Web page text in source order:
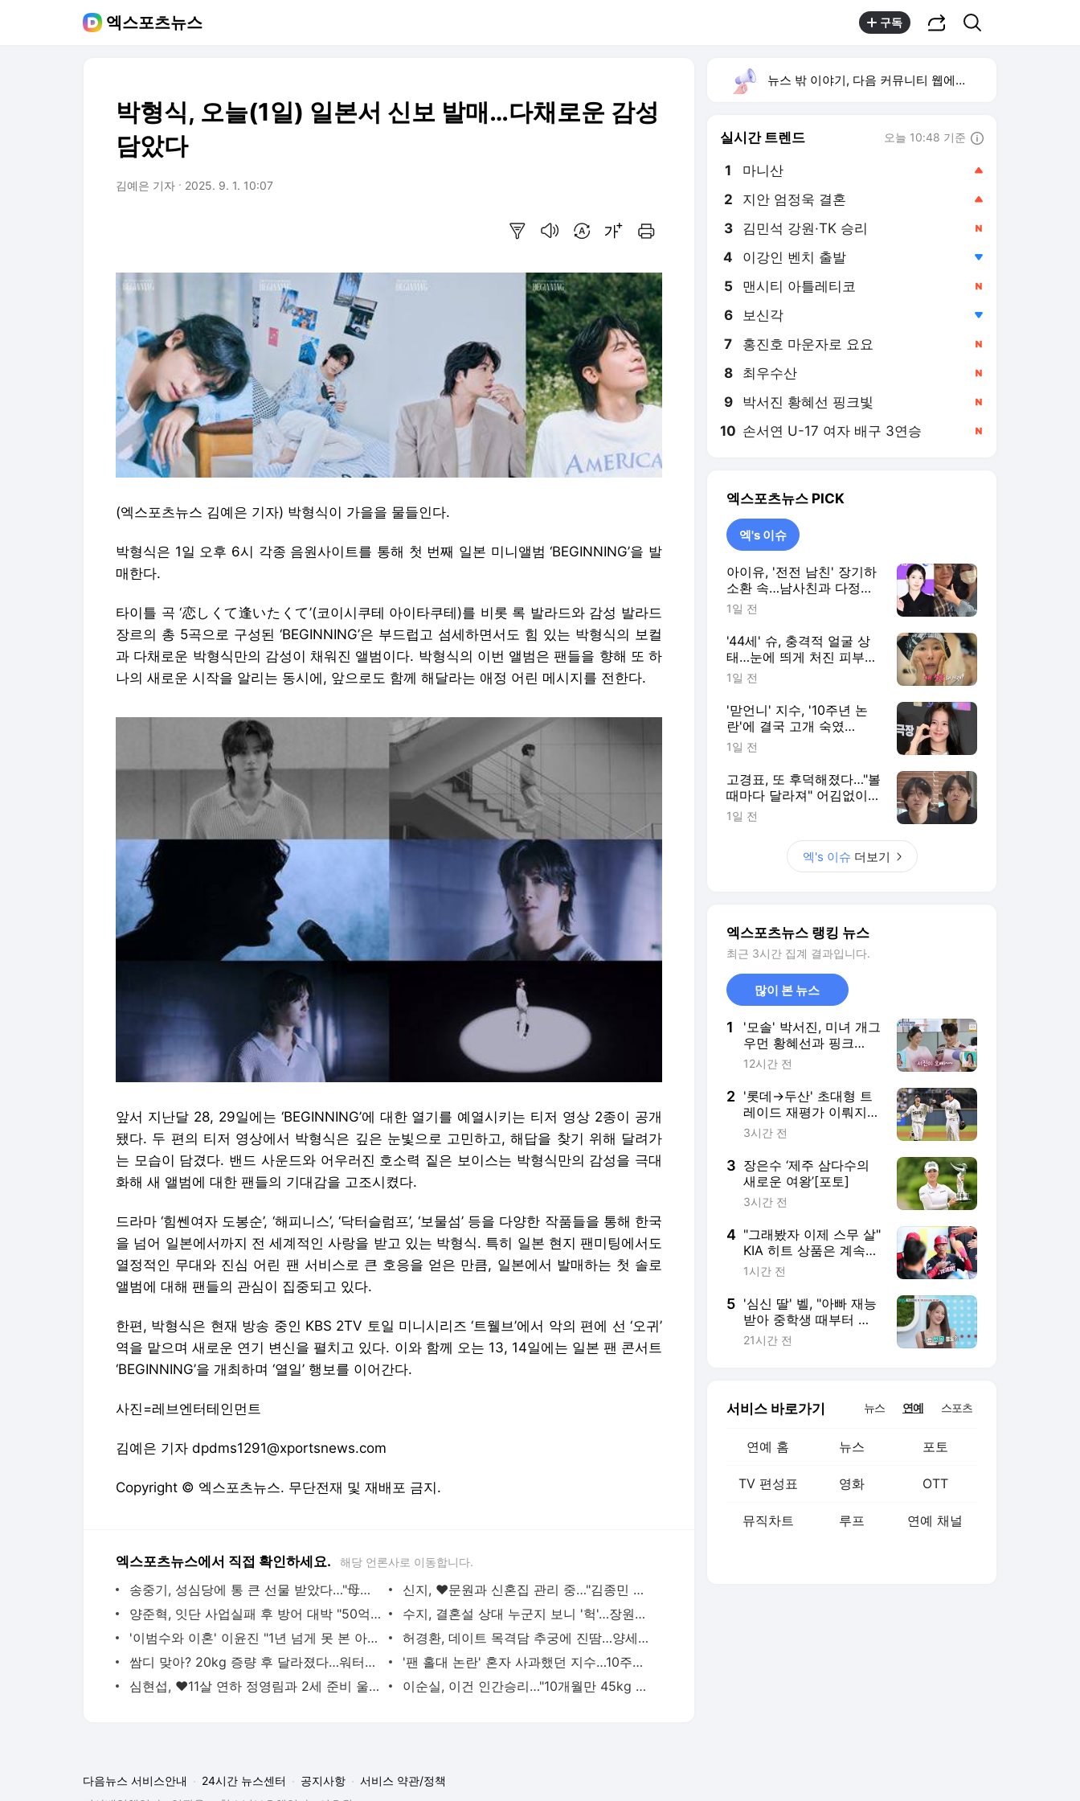
엑스포츠뉴스 구독
박형식, 오늘(1일) 일본서 신보 발매…다채로운 감성
담았다
김예은 기자 2025. 9. 1. 10:07
(엑스포츠뉴스 김예은 기자) 박형식이 가을을 물들인다.
박형식은 1일 오후 6시 각종 음원사이트를 통해 첫 번째 일본 미니앨범 ‘BEGINNING’을 발
매한다.
타이틀 곡 ‘恋しくて逢いたくて’(코이시쿠테 아이타쿠테)를 비롯 록 발라드와 감성 발라드
장르의 총 5곡으로 구성된 ‘BEGINNING’은 부드럽고 섬세하면서도 힘 있는 박형식의 보컬
과 다채로운 박형식만의 감성이 채워진 앨범이다. 박형식의 이번 앨범은 팬들을 향해 또 하
나의 새로운 시작을 알리는 동시에, 앞으로도 함께 해달라는 애정 어린 메시지를 전한다.
앞서 지난달 28, 29일에는 ‘BEGINNING’에 대한 열기를 예열시키는 티저 영상 2종이 공개
됐다. 두 편의 티저 영상에서 박형식은 깊은 눈빛으로 고민하고, 해답을 찾기 위해 달려가
는 모습이 담겼다. 밴드 사운드와 어우러진 호소력 짙은 보이스는 박형식만의 감성을 극대
화해 새 앨범에 대한 팬들의 기대감을 고조시켰다.
드라마 ‘힘쎈여자 도봉순’, ‘해피니스’, ‘닥터슬럼프’, ‘보물섬’ 등을 다양한 작품들을 통해 한국
을 넘어 일본에서까지 전 세계적인 사랑을 받고 있는 박형식. 특히 일본 현지 팬미팅에서도
열정적인 무대와 진심 어린 팬 서비스로 큰 호응을 얻은 만큼, 일본에서 발매하는 첫 솔로
앨범에 대해 팬들의 관심이 집중되고 있다.
한편, 박형식은 현재 방송 중인 KBS 2TV 토일 미니시리즈 ‘트웰브’에서 악의 편에 선 ‘오귀’
역을 맡으며 새로운 연기 변신을 펼치고 있다. 이와 함께 오는 13, 14일에는 일본 팬 콘서트
‘BEGINNING’을 개최하며 ‘열일’ 행보를 이어간다.
사진=레브엔터테인먼트
김예은 기자 dpdms1291@xportsnews.com
Copyright © 엑스포츠뉴스. 무단전재 및 재배포 금지.
엑스포츠뉴스에서 직접 확인하세요. 해당 언론사로 이동합니다.
송중기, 성심당에 통 큰 선물 받았다…"母가 사장님 절친" 깜짝 (주말연석극)
신지, ♥문원과 신혼집 관리 중…"김종민 반대했지만"
양준혁, 잇단 사업실패 후 방어 대박 "50억 까먹고 100억 벌 것" (사당귀)[전일야화]
수지, 결혼설 상대 누군지 보니 '헉'…장원영 투샷 재조명
'이범수와 이혼' 이윤진 "1년 넘게 못 본 아들…통번역사 합격"
허경환, 데이트 목격담 추궁에 진땀…양세형 "들은 게 있다" 의미심장 (최우수산)
쌈디 맞아? 20kg 증량 후 달라졌다…워터밤서 '상탈' 제대로, 근육질 몸매 '깜짝' [엑's 이슈]
'팬 홀대 논란' 혼자 사과했던 지수…10주년 행사서 손편지 받고 결국 눈물 [엑's 이슈]
심현섭, ♥11살 연하 정영림과 2세 준비 울상 "하루에 8번 하다 기절" (동치미)
이순실, 이건 인간승리…"10개월만 45kg 뺐다" 위고비로 대박, 몰라보게 달라졌다 (동치미쇼)
뉴스 밖 이야기, 다음 커뮤니티 웹에서 보기
실시간 트렌드 오늘 10:48 기준
1 마니산
2 지안 엄정욱 결혼
3 김민석 강원·TK 승리
4 이강인 벤치 출발
5 맨시티 아틀레티코
6 보신각
7 홍진호 마운자로 요요
8 최우수산
9 박서진 황혜선 핑크빛
10 손서연 U-17 여자 배구 3연승
엑스포츠뉴스 PICK
엑's 이슈
아이유, '전전 남친' 장기하
소환 속…남사친과 다정한
투샷 "늘 든든" [엑's 이슈]
1일 전
'44세' 슈, 충격적 얼굴 상
태…눈에 띄게 처진 피부
"손 봐야 할 데 많아" [엑's
1일 전
'맏언니' 지수, '10주년 논
란'에 결국 고개 숙였
다…"마음 무겁다, 섭섭함
1일 전
고경표, 또 후덕해졌다…"볼
때마다 달라져" 어김없이
살찐 근황, 전현무도 깜짝
1일 전
엑's 이슈 더보기
엑스포츠뉴스 랭킹 뉴스
최근 3시간 집계 결과입니다.
많이 본 뉴스
1
'모솔' 박서진, 미녀 개그
우먼 황혜선과 핑크
빛..."뭔가 간질간질" (살
12시간 전
2 '롯데→두산' 초대형 트
레이드 재평가 이뤄지
나? '80억 유격수'도 엄
될 정도 다 쏟아부어"
3시간 전
3 장은수 ‘제주 삼다수의
새로운 여왕’[포토]
3시간 전
4 "그래봤자 이제 스무 살"
KIA 히트 상품은 계속
성장 중…꽃감독은 믿고
1시간 전
5 '심신 딸' 벨, "아빠 재능
받아 중학생 때부터 작
곡...천 곡 만들어" (살림
21시간 전
서비스 바로가기 뉴스 연예 스포츠
연예 홈 뉴스 포토
TV 편성표 영화 OTT
뮤직차트 루프 연예 채널
다음뉴스 서비스안내 24시간 뉴스센터 공지사항
서비스 약관/정책